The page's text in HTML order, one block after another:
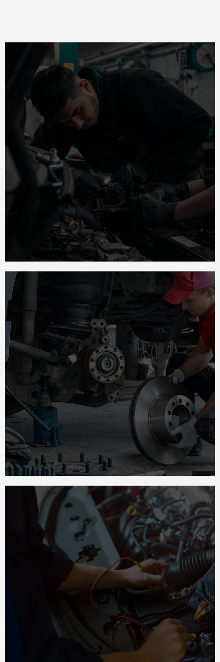
Toyota ametlik
hoolduskeskus
Läänemaal
Autoremont ja hooldus